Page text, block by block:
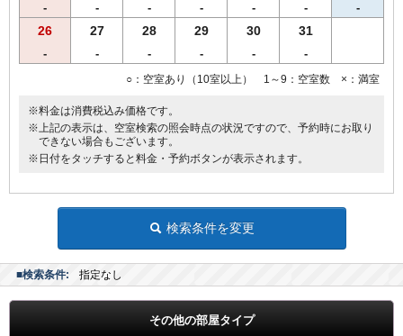
- - - - - - -
26
-
27
-
28
-
29
-
30
-
31
-
○：空室あり（10室以上） 1～9：空室数 ×：満室
※料金は消費税込み価格です。
※上記の表示は、空室検索の照会時点の状況ですので、予約時にお取り
できない場合もございます。
※日付をタッチすると料金・予約ボタンが表示されます。
検索条件を変更
■検索条件: 指定なし
その他の部屋タイプ